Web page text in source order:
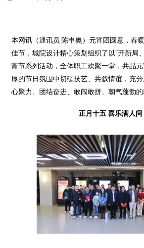
本网讯（通讯员 陈申奥）元宵团圆意，春
佳节，城院设计精心策划组织了以“开新局
宵节系列活动，全体职工欢聚一堂，共品
厚的节日氛围中切磋技艺、共叙情谊，充
心聚力、团结奋进、敢闯敢拼、朝气蓬勃的
正月十五 喜乐满人间